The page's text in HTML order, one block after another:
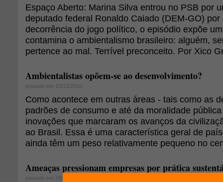
Espaço Aberto: Marina Silva entrou no PSB por
deputado federal Ronaldo Caiado (DEM-GO)
decorrência do jogo político, o episódio expõe
contamina o ambientalismo brasileiro: alguém,
pertence ao mal. Terrível preconceito. Por Xico
Ambientalistas opõem-se ao desenvolvimento?
postado em 15/12/2010
Como acontece em outras áreas - tais como as
padrões de consumo e até da moralidade
inovações que marcaram os avanços da
ao Brasil. Essa é uma característica geral de
ainda têm um peso relativamente pequeno no
Ameaças pressionam empresas por prática
postado em 29/11/2010